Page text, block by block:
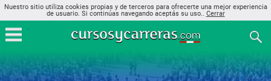
Nuestro sitio utiliza cookies propias y de terceros para ofrecerte una mejor experiencia
de usuario. Si continúas navegando aceptás su uso.. Cerrar